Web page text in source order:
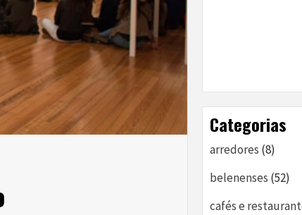
Categorias
arredores (8)
belenenses (52)
cafés e